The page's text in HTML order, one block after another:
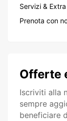
Servizi & Extra
Prenota con
Offerte
Iscriviti alla
sempre
beneficiare